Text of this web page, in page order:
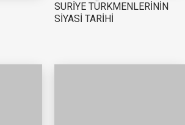
SURİYE TÜRKMENLERİNİN
SİYASİ TARİHİ